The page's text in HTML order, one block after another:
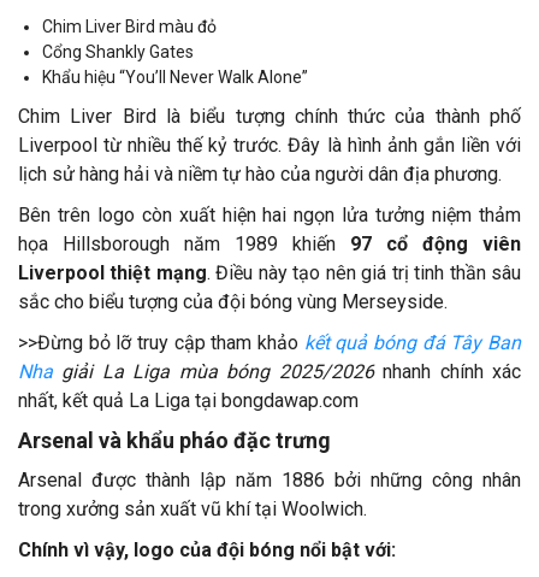
Chim Liver Bird màu đỏ
Cổng Shankly Gates
Khẩu hiệu “You’ll Never Walk Alone”
Chim Liver Bird là biểu tượng chính thức của thành phố
Liverpool từ nhiều thế kỷ trước. Đây là hình ảnh gắn liền với
lịch sử hàng hải và niềm tự hào của người dân địa phương.
Bên trên logo còn xuất hiện hai ngọn lửa tưởng niệm thảm
họa Hillsborough năm 1989 khiến 97 cổ động viên
Liverpool thiệt mạng. Điều này tạo nên giá trị tinh thần sâu
sắc cho biểu tượng của đội bóng vùng Merseyside.
>>Đừng bỏ lỡ truy cập tham khảo kết quả bóng đá Tây Ban
Nha giải La Liga mùa bóng 2025/2026nhanh chính xác
nhất, kết quả La Liga tại bongdawap.com
Arsenal và khẩu pháo đặc trưng
Arsenal được thành lập năm 1886 bởi những công nhân
trong xưởng sản xuất vũ khí tại Woolwich.
Chính vì vậy, logo của đội bóng nổi bật với: